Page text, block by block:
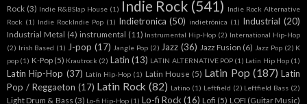
Rock (3) Indie R&BSlap House (1) Indie Rock (541) Indie Rock Alternative
Rock (1) Indie RockIndie Pop (1) Indietronica (50) indietrónica (1) Industrial (20)
Industrial Metal (4) instrumental (11) Instrumental Hip-Hop (2) International Hip-Hop
(2) Irish Based (1) J-pop (17) Jangle Pop (2) Jazz (36) Jazz Fusion (6) Jazz Pop (2) K
pop (1) K-Pop (5) Krautrock (2) Latin (13) LATIN ALTERNATIVE POP (1) Latin Hip Hop (1)
Latin Hip-Hop (37) Latín Hip-Hop (1) Latin House (5) Latin Pop (187) Latin
Pop / Reggaeton (17) Latin Rock (82) Latino (1) Leftfield (2) Leftfield Bass (2)
Light Drum & Bass (3) Lo-fi Hip-Hop (1) Lo-fi Rock (16) Lofi (5) LOFI (Guitar Music)